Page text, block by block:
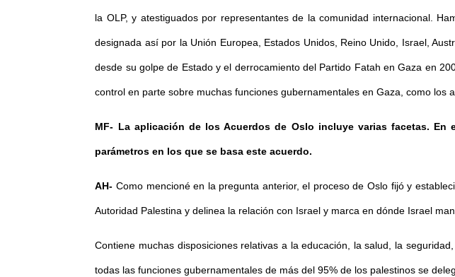
la OLP, y atestiguados por representantes de la comunidad internacional.
designada así por la Unión Europea, Estados Unidos, Reino Unido, Israel,
desde su golpe de Estado y el derrocamiento del Partido Fatah en Gaza en
control en parte sobre muchas funciones gubernamentales en Gaza, como los
MF- La aplicación de los Acuerdos de Oslo incluye varias facetas.
parámetros en los que se basa este acuerdo.
AH- Como mencioné en la pregunta anterior, el proceso de Oslo fijó y
Autoridad Palestina y delinea la relación con Israel y marca en dónde Israel
Contiene muchas disposiciones relativas a la educación, la salud, la
todas las funciones gubernamentales de más del 95% de los palestinos se